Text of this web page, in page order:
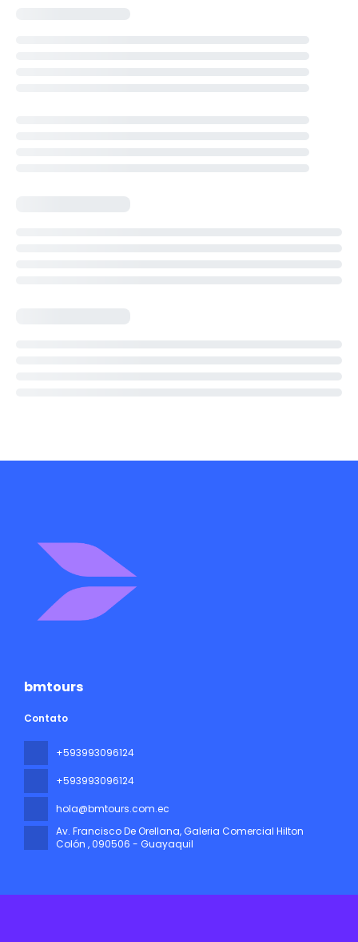
bmtours
Contato
+593993096124
+593993096124
hola@bmtours.com.ec
Av. Francisco De Orellana, Galeria Comercial Hilton
Colón , 090506 - Guayaquil